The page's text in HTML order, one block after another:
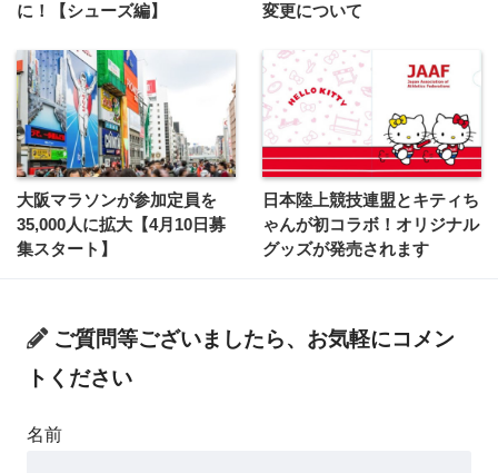
に！【シューズ編】
変更について
大阪マラソンが参加定員を
35,000人に拡大【4月10日募
集スタート】
日本陸上競技連盟とキティち
ゃんが初コラボ！オリジナル
グッズが発売されます
ご質問等ございましたら、お気軽にコメン
トください
名前